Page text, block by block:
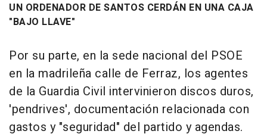
UN ORDENADOR DE SANTOS CERDÁN EN UNA CAJA
"BAJO LLAVE"
Por su parte, en la sede nacional del PSOE
en la madrileña calle de Ferraz, los agentes
de la Guardia Civil intervinieron discos duros,
'pendrives', documentación relacionada con
gastos y "seguridad" del partido y agendas.